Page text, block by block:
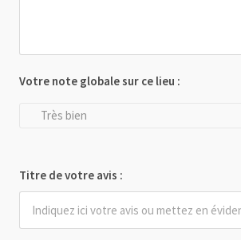
Votre note globale sur ce lieu :
Très bien
Titre de votre avis :